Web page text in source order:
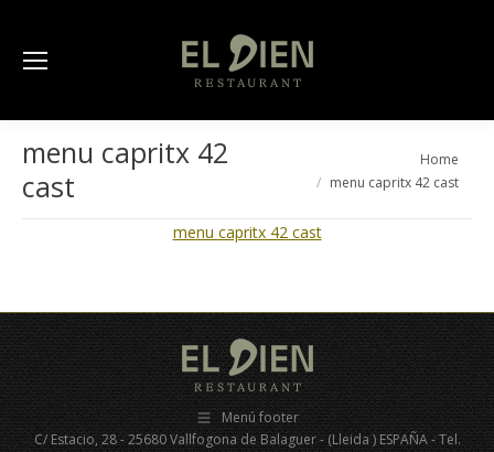
menu capritx 42
cast
Home
menu capritx 42 cast
menu capritx 42 cast
Menú footer
C/ Estacio, 28 - 25680 Vallfogona de Balaguer - (Lleida ) ESPAÑA - Tel.